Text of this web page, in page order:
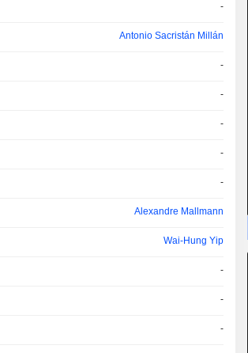
-
Antonio Sacristán Millán
-
-
-
-
-
Alexandre Mallmann
Wai-Hung Yip
-
-
-